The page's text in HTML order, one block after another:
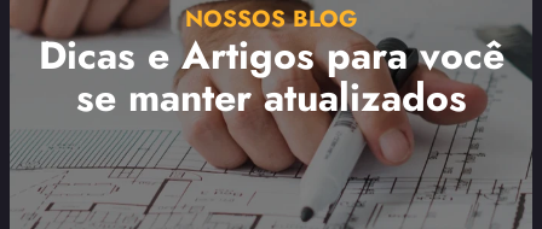
NOSSOS BLOG
Dicas e Artigos para você
se manter atualizados